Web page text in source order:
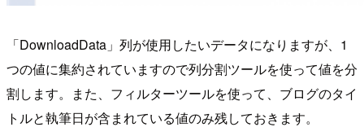
「DownloadData」列が使用したいデータになりますが、1
つの値に集約されていますので列分割ツールを使って値を分
割します。また、フィルターツールを使って、ブログのタイ
トルと執筆日が含まれている値のみ残しておきます。